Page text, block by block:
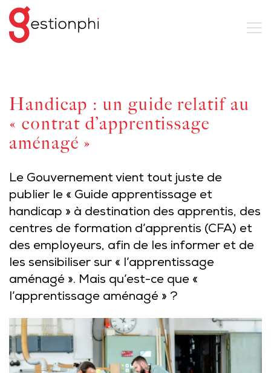
Handicap : un guide relatif au
« contrat d’apprentissage
aménagé »
Le Gouvernement vient tout juste de
publier le « Guide apprentissage et
handicap » à destination des apprentis, des
centres de formation d’apprentis (CFA) et
des employeurs, afin de les informer et de
les sensibiliser sur « l’apprentissage
aménagé ». Mais qu’est-ce que «
l’apprentissage aménagé » ?